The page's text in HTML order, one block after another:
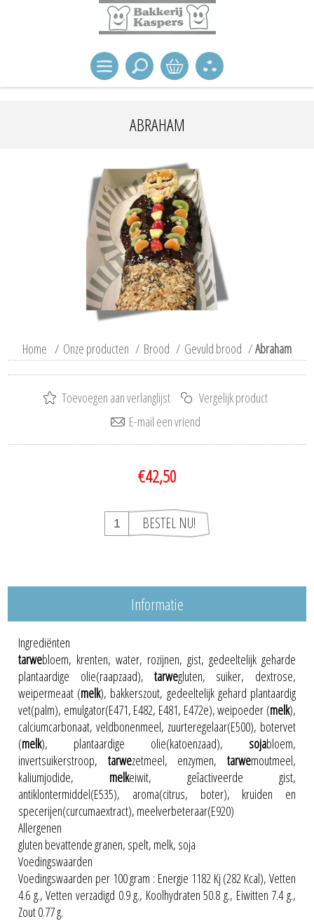
ABRAHAM
Home / Onze producten / Brood / Gevuld brood /Abraham
€42,50
Informatie
Ingrediënten
tarwebloem, krenten, water, rozijnen, gist, gedeeltelijk geharde
plantaardige olie(raapzaad), tarwegluten, suiker, dextrose,
weipermeaat (melk), bakkerszout, gedeeltelijk gehard plantaardig
vet(palm), emulgator(E471, E482, E481, E472e), weipoeder (melk),
calciumcarbonaat, veldbonenmeel, zuurteregelaar(E500), botervet
(melk), plantaardige olie(katoenzaad), sojabloem,
invertsuikerstroop, tarwezetmeel, enzymen, tarwemoutmeel,
kaliumjodide, melkeiwit, geîactiveerde gist,
antiklontermiddel(E535), aroma(citrus, boter), kruiden en
specerijen(curcumaextract), meelverbeteraar(E920)
Allergenen
gluten bevattende granen, spelt, melk, soja
Voedingswaarden
Voedingswaarden per 100 gram : Energie 1182 Kj (282 Kcal), Vetten
4.6 g., Vetten verzadigd 0.9 g., Koolhydraten 50.8 g., Eiwitten 7.4 g.,
Zout 0.77 g.